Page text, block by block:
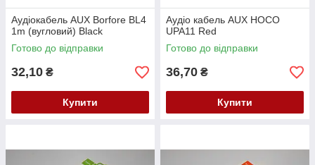
Аудіокабель AUX Borfore BL4
1m (вугловий) Black
Готово до відправки
32,10 ₴
Купити
Аудіо кабель AUX HOCO
UPA11 Red
Готово до відправки
36,70 ₴
Купити